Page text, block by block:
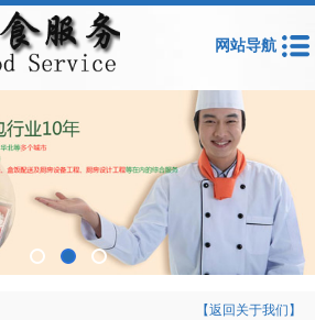
网站导航
【返回关于我们】